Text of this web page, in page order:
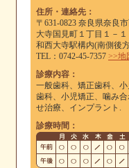
住所・連絡先：
〒631-0823 奈良県奈良
大寺国見町１丁目１－１
和西大寺駅構内(南側後
TEL：0742-45-7357 >>地
診療内容：
一般歯科、矯正歯科、小
歯科、小児矯正、噛み合
せ治療、インプラント.
診療時間：